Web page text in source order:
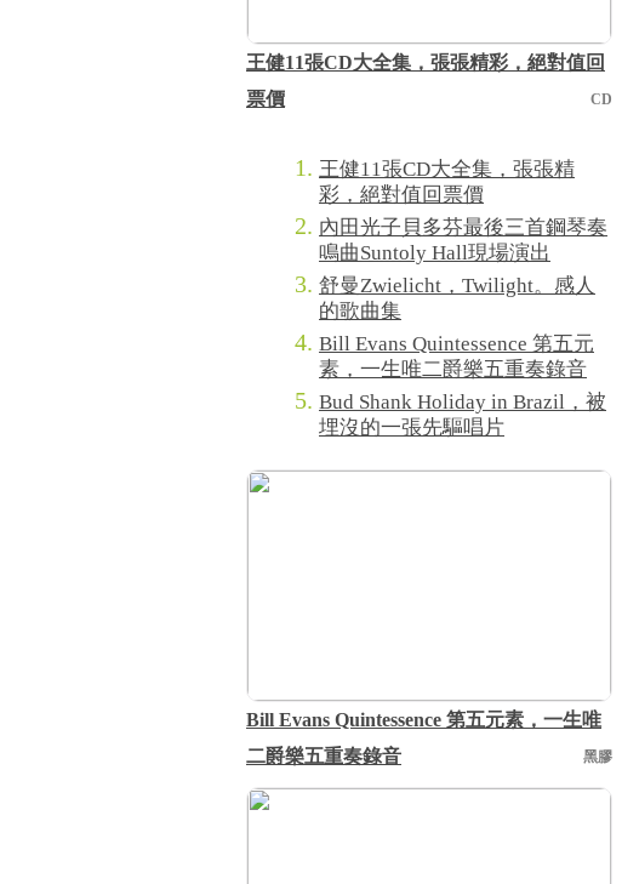
王健11張CD大全集，張張精彩，絕對值回
票價
CD
王健11張CD大全集，張張精
彩，絕對值回票價
內田光子貝多芬最後三首鋼琴奏
鳴曲Suntoly Hall現場演出
舒曼Zwielicht，Twilight。感人
的歌曲集
Bill Evans Quintessence 第五元
素，一生唯二爵樂五重奏錄音
Bud Shank Holiday in Brazil，被
埋沒的一張先驅唱片
Bill Evans Quintessence 第五元素，一生唯
二爵樂五重奏錄音
黑膠